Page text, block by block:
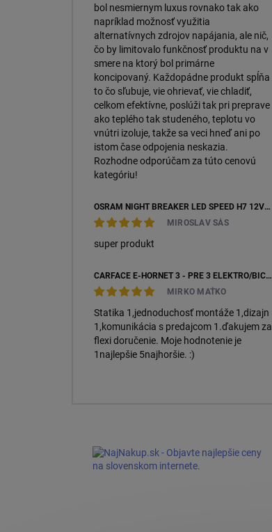
bol nesmiernym luxus rovnako tak ako
napríklad možnosť využitia
alternatívnych zdrojov napájania, ale nič,
čo by limitovalo funkčnosť produktu na v
smere na ktorý bol primárne
koncipovaný. Každopádne produkt spĺňa
to čo sľubuje, vie ohrievať, vie chladiť,
celkom efektívne, poslúži tak pri preprave
ako teplého tak studeného, teplotu vo
vnútri izoluje, takže sa veci hneď ani po
istom čase odpojenia neskazia.
Rozhodne odporúčam za túto cenovú
kategóriu!
OSRAM NIGHT BREAKER LED SPEED H7 12V 16W 6000K +450 % (64210DWNBSP450-2HB) – 2KS, ECOPACK
MIROSLAV SÁS
super produkt
CARFACE E-HORNET 3 - PRE 3 ELEKTRO/BICYKLE
MIRKO MAŤKO
Statika 1,jednoduchosť montáže 1,dizajn
1,komunikácia s predajcom 1.ďakujem za
flexi doručenie. Moje hodnotenie je
1najlepšie 5najhoršie. :)